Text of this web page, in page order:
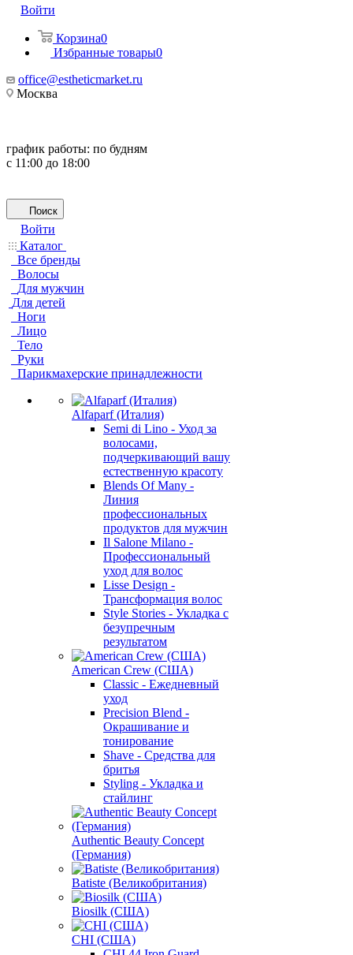
Войти
Корзина0
Избранные товары0
office@estheticmarket.ru
Москва
график работы: по будням
с 11:00 до 18:00
Поиск
Войти
Каталог
Все бренды
Волосы
Для мужчин
Для детей
Ноги
Лицо
Тело
Руки
Парикмахерские принадлежности
Alfaparf (Италия)
Semi di Lino - Уход за
волосами,
подчеркивающий вашу
естественную красоту
Blends Of Many -
Линия
профессиональных
продуктов для мужчин
Il Salone Milano -
Профессиональный
уход для волос
Lisse Design -
Трансформация волос
Style Stories - Укладка с
безупречным
результатом
American Crew (США)
Classic - Ежедневный
уход
Precision Blend -
Окрашивание и
тонирование
Shave - Средства для
бритья
Styling - Укладка и
стайлинг
Authentic Beauty Concept
(Германия)
Batiste (Великобритания)
Biosilk (США)
CHI (США)